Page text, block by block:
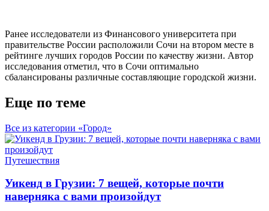
Ранее исследователи из Финансового университета при
правительстве России расположили Сочи на втором месте в
рейтинге лучших городов России по качеству жизни. Автор
исследования отметил, что в Сочи оптимально
сбалансированы различные составляющие городской жизни.
Еще по теме
Все из категории «Город»
Путешествия
Уикенд в Грузии: 7 вещей, которые почти
наверняка с вами произойдут